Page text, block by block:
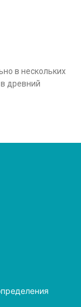
в нескольких
древний